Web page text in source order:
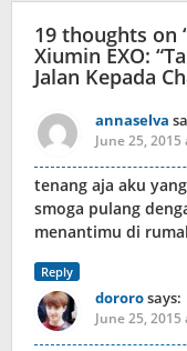
19 thoughts on
Xiumin EXO:
Jalan Kepada
annaselva
June 25, 2015
tenang aja aku
smoga pulang
menantimu di
Reply
dororosays:
June 25, 2015